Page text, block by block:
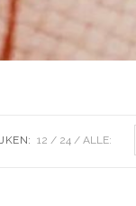
12 24 ALLE: